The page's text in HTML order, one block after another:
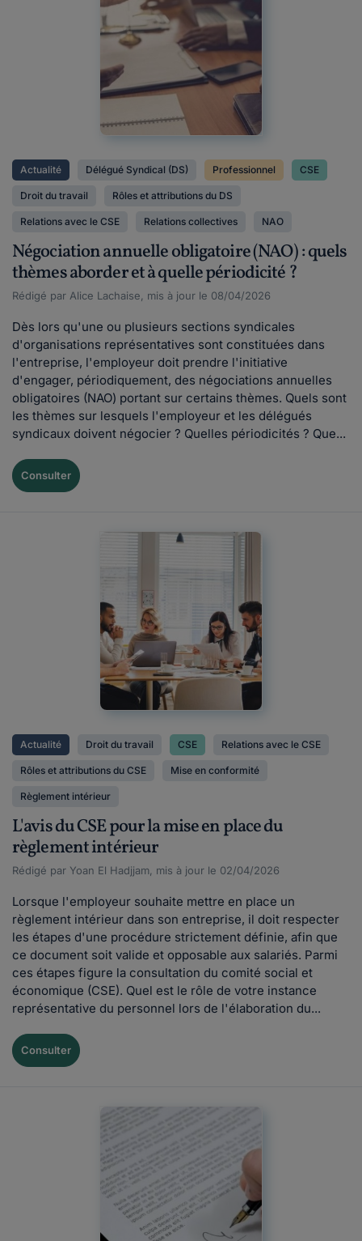
Actualité Délégué Syndical (DS) Professionnel CSE
Droit du travail Rôles et attributions du DS
Relations avec le CSE Relations collectives NAO
Négociation annuelle obligatoire (NAO) : quels
thèmes aborder et à quelle périodicité ?
Rédigé par Alice Lachaise, mis à jour le 08/04/2026
Dès lors qu'une ou plusieurs sections syndicales
d'organisations représentatives sont constituées dans
l'entreprise, l'employeur doit prendre l'initiative
d'engager, périodiquement, des négociations annuelles
obligatoires (NAO) portant sur certains thèmes. Quels sont
les thèmes sur lesquels l'employeur et les délégués
syndicaux doivent négocier ? Quelles périodicités ? Que...
Consulter
Actualité Droit du travail CSE Relations avec le CSE
Rôles et attributions du CSE Mise en conformité
Règlement intérieur
L'avis du CSE pour la mise en place du
règlement intérieur
Rédigé par Yoan El Hadjjam, mis à jour le 02/04/2026
Lorsque l'employeur souhaite mettre en place un
règlement intérieur dans son entreprise, il doit respecter
les étapes d'une procédure strictement définie, afin que
ce document soit valide et opposable aux salariés. Parmi
ces étapes figure la consultation du comité social et
économique (CSE). Quel est le rôle de votre instance
représentative du personnel lors de l'élaboration du...
Consulter